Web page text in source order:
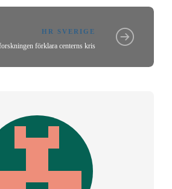
HR SVERIGE
förklara centerns kris